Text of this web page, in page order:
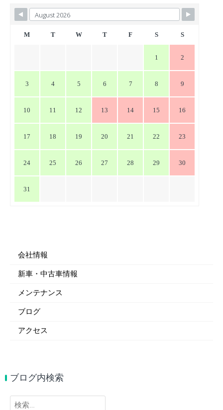
ビ
ゲ
M T W T F S S
1 2
3 4 5 6 7 8 9
10 11 12 13 14 15 16
17 18 19 20 21 22 23
24 25 26 27 28 29 30
31
会社情報
新車・中古車情報
メンテナンス
ブログ
アクセス
ブログ内検索
検